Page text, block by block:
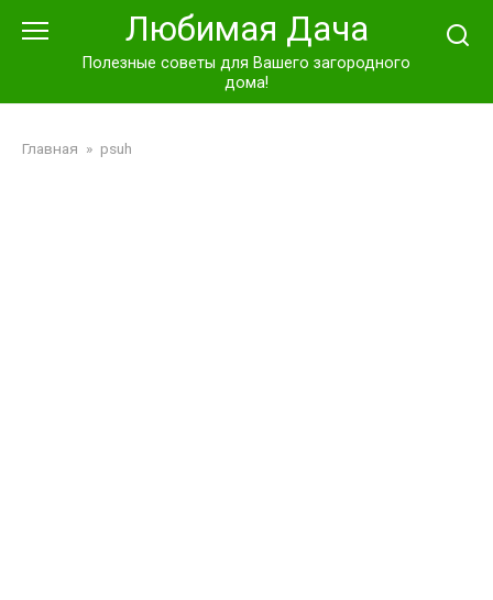
Любимая Дача
Полезные советы для Вашего загородного
дома!
Главная » psuh